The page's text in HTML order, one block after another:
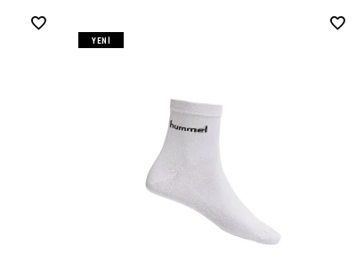
YENI